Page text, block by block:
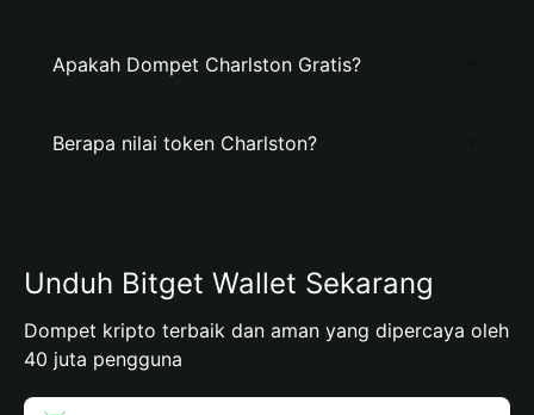
Apakah Dompet Charlston Gratis?
Berapa nilai token Charlston?
Unduh Bitget Wallet Sekarang
Dompet kripto terbaik dan aman yang dipercaya oleh
40 juta pengguna